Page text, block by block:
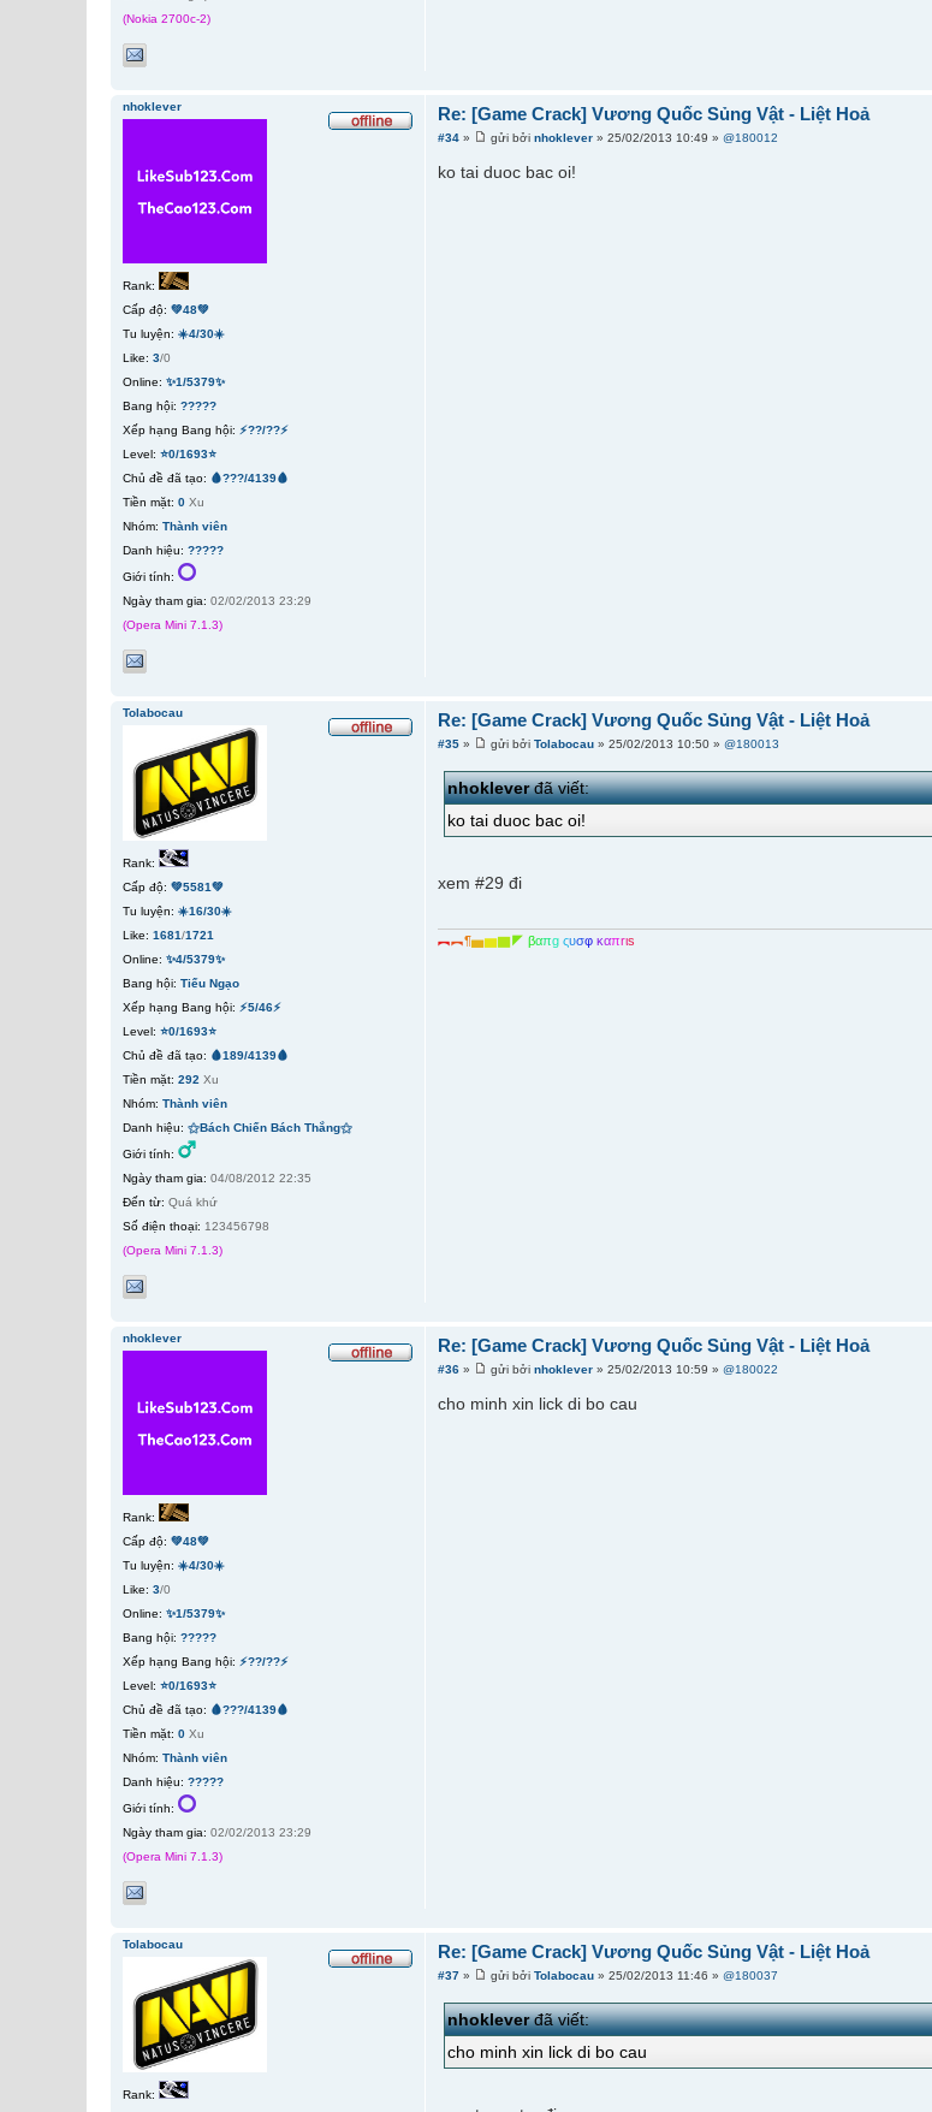
(Nokia 2700c-2)
Re: [Game Crack] Vương Quốc Sủng Vật - Liệt Hoả
#34 » gửi bởinhoklever » 25/02/2013 10:49 »@180012
ko tai duoc bac oi!
nhoklever
Rank:
Cấp độ: 💚48💚
Tu luyện: ☀️4/30☀️
Like: 3/0
Online: ✨1/5379✨
Bang hội: ?????
Xếp hạng Bang hội: ⚡??/??⚡
Level: ⭐0/1693⭐
Chủ đề đã tạo: 🩸???/4139🩸
Tiền mặt: 0 Xu
Nhóm: Thành viên
Danh hiệu: ?????
Giới tính:
Ngày tham gia: 02/02/2013 23:29
(Opera Mini 7.1.3)
Re: [Game Crack] Vương Quốc Sủng Vật - Liệt Hoả
#35 » gửi bởiTolabocau » 25/02/2013 10:50 »@180013
nhokleverđã viết:
ko tai duoc bac oi!
xem #29 đi
︻︻¶▅▆▇◤ βαπg ςυσφ καπrιs
Tolabocau
Rank:
Cấp độ: 💚5581💚
Tu luyện: ☀️16/30☀️
Like: 1681/1721
Online: ✨4/5379✨
Bang hội: Tiếu Ngạo
Xếp hạng Bang hội: ⚡5/46⚡
Level: ⭐0/1693⭐
Chủ đề đã tạo: 🩸189/4139🩸
Tiền mặt: 292 Xu
Nhóm: Thành viên
Danh hiệu: ⚝Bách Chiến Bách Thắng⚝
Giới tính:
Ngày tham gia: 04/08/2012 22:35
Đến từ: Quá khứ
Số điện thoại: 123456798
(Opera Mini 7.1.3)
Re: [Game Crack] Vương Quốc Sủng Vật - Liệt Hoả
#36 » gửi bởinhoklever » 25/02/2013 10:59 »@180022
cho minh xin lick di bo cau
nhoklever
Rank:
Cấp độ: 💚48💚
Tu luyện: ☀️4/30☀️
Like: 3/0
Online: ✨1/5379✨
Bang hội: ?????
Xếp hạng Bang hội: ⚡??/??⚡
Level: ⭐0/1693⭐
Chủ đề đã tạo: 🩸???/4139🩸
Tiền mặt: 0 Xu
Nhóm: Thành viên
Danh hiệu: ?????
Giới tính:
Ngày tham gia: 02/02/2013 23:29
(Opera Mini 7.1.3)
Re: [Game Crack] Vương Quốc Sủng Vật - Liệt Hoả
#37 » gửi bởiTolabocau » 25/02/2013 11:46 »@180037
nhokleverđã viết:
cho minh xin lick di bo cau
Tolabocau
Rank: